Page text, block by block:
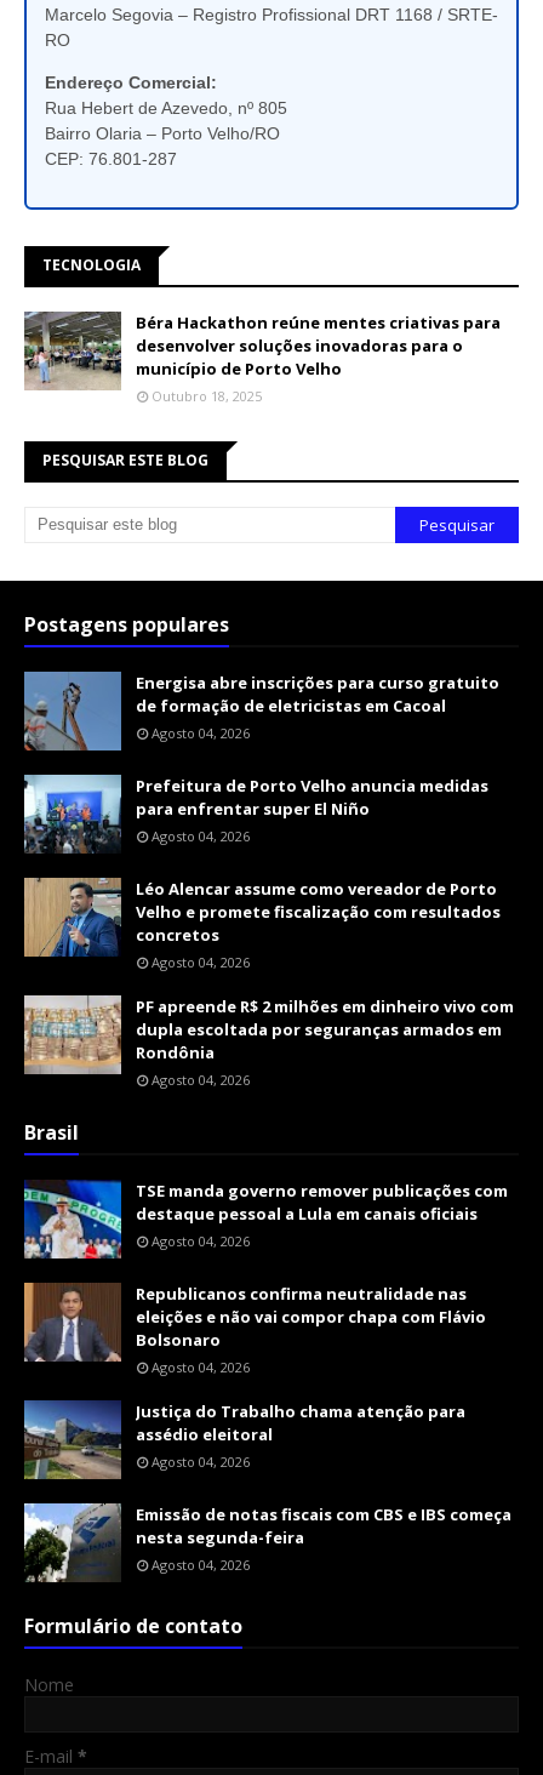
Marcelo Segovia – Registro Profissional DRT 1168 / SRTE-
RO
Endereço Comercial:
Rua Hebert de Azevedo, nº 805
Bairro Olaria – Porto Velho/RO
CEP: 76.801-287
TECNOLOGIA
Béra Hackathon reúne mentes criativas para
desenvolver soluções inovadoras para o
município de Porto Velho
Outubro 18, 2025
PESQUISAR ESTE BLOG
Postagens populares
Energisa abre inscrições para curso gratuito
de formação de eletricistas em Cacoal
Agosto 04, 2026
Prefeitura de Porto Velho anuncia medidas
para enfrentar super El Niño
Agosto 04, 2026
Léo Alencar assume como vereador de Porto
Velho e promete fiscalização com resultados
concretos
Agosto 04, 2026
PF apreende R$ 2 milhões em dinheiro vivo com
dupla escoltada por seguranças armados em
Rondônia
Agosto 04, 2026
Brasil
TSE manda governo remover publicações com
destaque pessoal a Lula em canais oficiais
Agosto 04, 2026
Republicanos confirma neutralidade nas
eleições e não vai compor chapa com Flávio
Bolsonaro
Agosto 04, 2026
Justiça do Trabalho chama atenção para
assédio eleitoral
Agosto 04, 2026
Emissão de notas fiscais com CBS e IBS começa
nesta segunda-feira
Agosto 04, 2026
Formulário de contato
Nome
E-mail *